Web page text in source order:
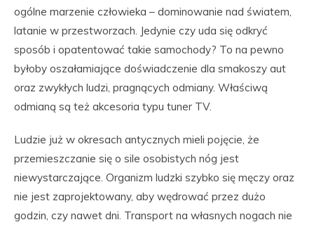
ogólne marzenie człowieka – dominowanie nad światem,
latanie w przestworzach. Jedynie czy uda się odkryć
sposób i opatentować takie samochody? To na pewno
byłoby oszałamiające doświadczenie dla smakoszy aut
oraz zwykłych ludzi, pragnących odmiany. Właściwą
odmianą są też akcesoria typu tuner TV.
Ludzie już w okresach antycznych mieli pojęcie, że
przemieszczanie się o sile osobistych nóg jest
niewystarczające. Organizm ludzki szybko się męczy oraz
nie jest zaprojektowany, aby wędrować przez dużo
godzin, czy nawet dni. Transport na własnych nogach nie